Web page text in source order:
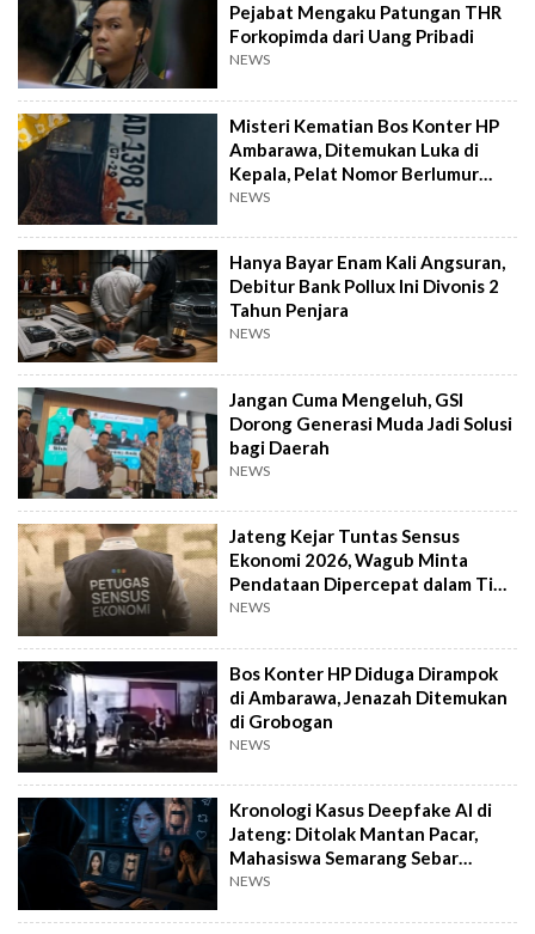
Pejabat Mengaku Patungan THR
Forkopimda dari Uang Pribadi
NEWS
Misteri Kematian Bos Konter HP
Ambarawa, Ditemukan Luka di
Kepala, Pelat Nomor Berlumur
Darah
NEWS
Hanya Bayar Enam Kali Angsuran,
Debitur Bank Pollux Ini Divonis 2
Tahun Penjara
NEWS
Jangan Cuma Mengeluh, GSI
Dorong Generasi Muda Jadi Solusi
bagi Daerah
NEWS
Jateng Kejar Tuntas Sensus
Ekonomi 2026, Wagub Minta
Pendataan Dipercepat dalam Tiga
Pekan
NEWS
Bos Konter HP Diduga Dirampok
di Ambarawa, Jenazah Ditemukan
di Grobogan
NEWS
Kronologi Kasus Deepfake AI di
Jateng: Ditolak Mantan Pacar,
Mahasiswa Semarang Sebar
Konten Porno
NEWS